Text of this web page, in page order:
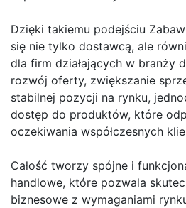
Dzięki takiemu podejściu
się nie tylko dostawcą, ale
dla firm działających w branży
rozwój oferty, zwiększanie
stabilnej pozycji na rynku,
dostęp do produktów, które
oczekiwania współczesnych
Całość tworzy spójne i
handlowe, które pozwala
biznesowe z wymaganiami